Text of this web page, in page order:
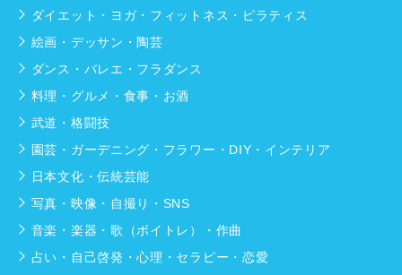
ダイエット・ヨガ・フィットネス・ピラティス
絵画・デッサン・陶芸
ダンス・バレエ・フラダンス
料理・グルメ・食事・お酒
武道・格闘技
園芸・ガーデニング・フラワー・DIY・インテリア
日本文化・伝統芸能
写真・映像・自撮り・SNS
音楽・楽器・歌（ボイトレ）・作曲
占い・自己啓発・心理・セラピー・恋愛